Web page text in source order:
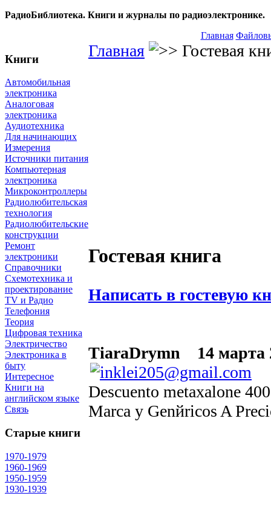
РадиоБиблиотека. Книги и журналы по радиоэлектронике.
Главная
Книги
Автомобильная
электроника
Аналоговая
электроника
Аудиотехника
Для начинающих
Измерения
Источники питания
Компьютерная
электроника
Микроконтроллеры
Радиолюбительская
технология
Радиолюбительские
конструкции
Ремонт
электроники
Справочники
Схемотехника и
проектирование
TV и Радио
Телефония
Теория
Цифровая техника
Электричество
Электроника в
быту
Интересное
Книги на
английском языке
Связь
Старые книги
1970-1979
1960-1969
1950-1959
1930-1939
Главная Гостевая
Гостевая книга
Написать в гостевую
TiaraDrymn 14 марта
Descuento metaxalone
Marca y Genйricos A